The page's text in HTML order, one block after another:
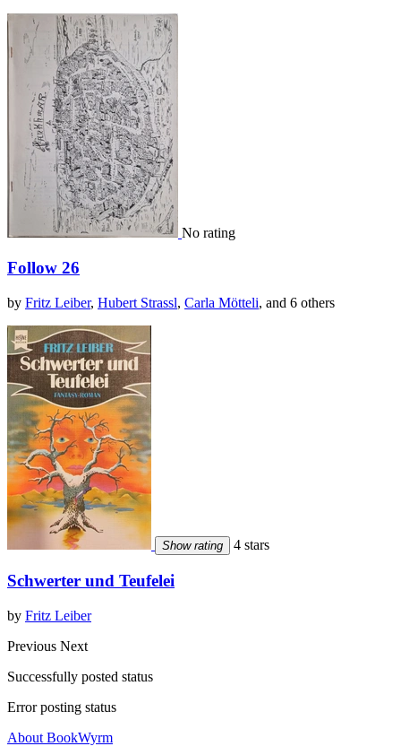
No rating
Follow 26
by Fritz Leiber, Hubert Strassl, Carla Mötteli, and 6 others
Show rating 4 stars
Schwerter und Teufelei
by Fritz Leiber
Previous Next
Successfully posted status
Error posting status
About BookWyrm